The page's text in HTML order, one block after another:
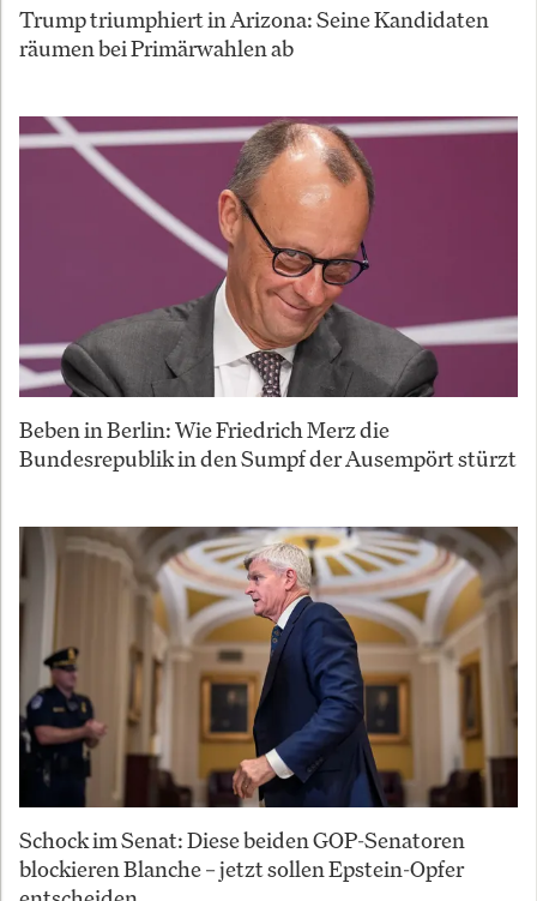
Trump triumphiert in Arizona: Seine Kandidaten
räumen bei Primärwahlen ab
Beben in Berlin: Wie Friedrich Merz die
Bundesrepublik in den Sumpf der Ausempört stürzt
Schock im Senat: Diese beiden GOP-Senatoren
blockieren Blanche – jetzt sollen Epstein-Opfer